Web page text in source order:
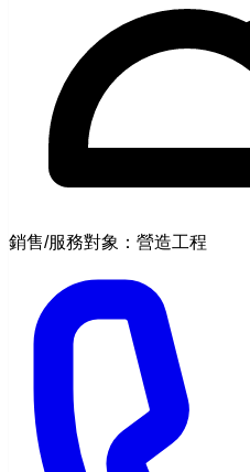
銷售/服務對象：營造工程